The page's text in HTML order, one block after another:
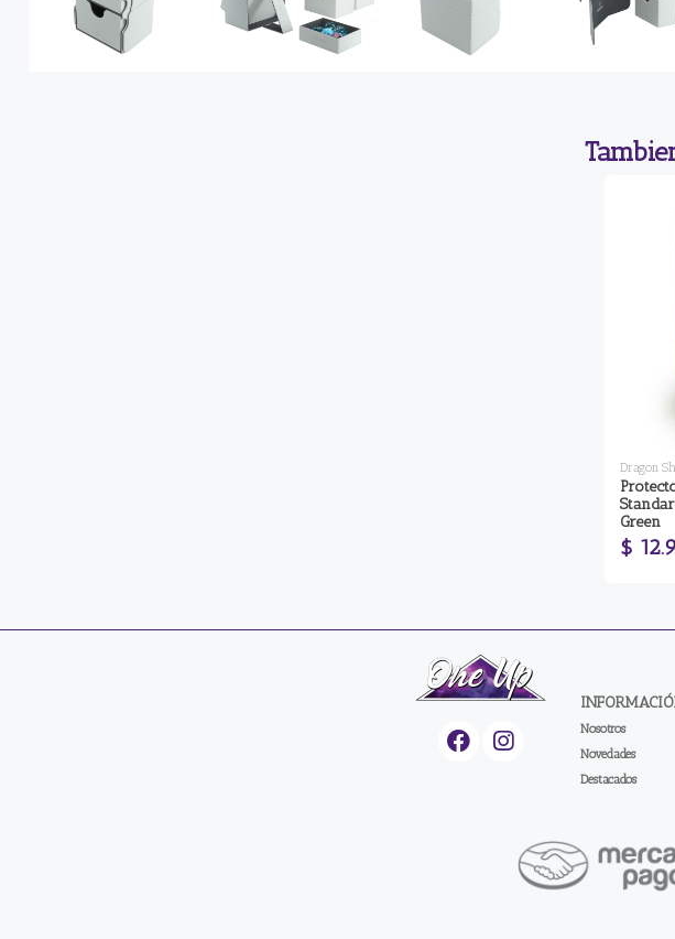
Dragon
Green
$
Nosotros
Novedades
Destacados